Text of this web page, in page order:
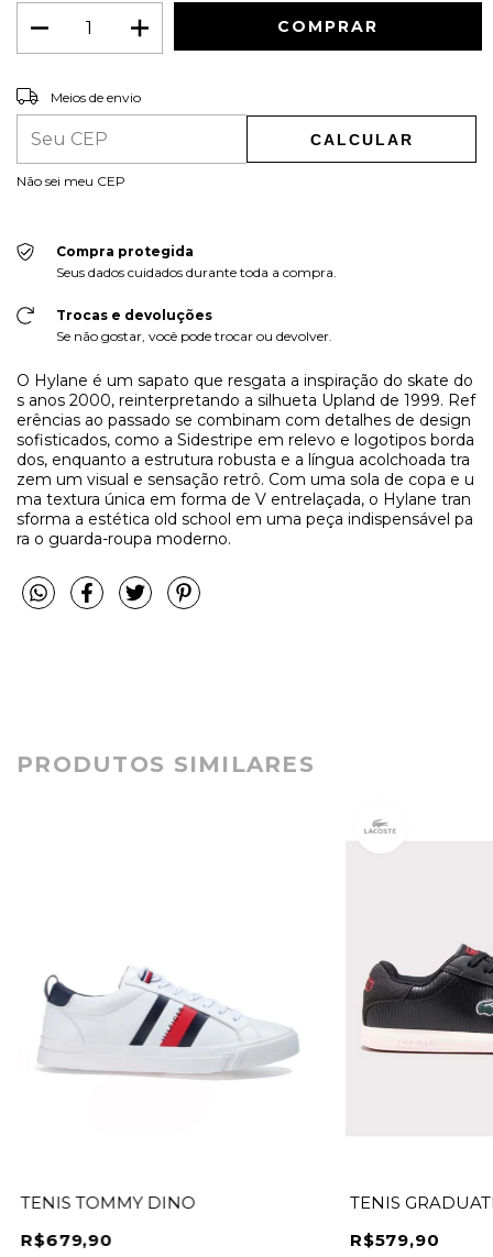
Entregas para o CEP:
Meios de envio
CALCULAR
Não sei meu CEP
Compra protegida
Seus dados cuidados durante toda a compra.
Trocas e devoluções
Se não gostar, você pode trocar ou devolver.
O Hylane é um sapato que resgata a inspiração do skate do
s anos 2000, reinterpretando a silhueta Upland de 1999. Ref
erências ao passado se combinam com detalhes de design
sofisticados, como a Sidestripe em relevo e logotipos borda
dos, enquanto a estrutura robusta e a língua acolchoada tra
zem um visual e sensação retrô. Com uma sola de copa e u
ma textura única em forma de V entrelaçada, o Hylane tran
sforma a estética old school em uma peça indispensável pa
ra o guarda-roupa moderno.
PRODUTOS SIMILARES
TENIS TOMMY DINO
R$679,90
TENIS
R$579,90